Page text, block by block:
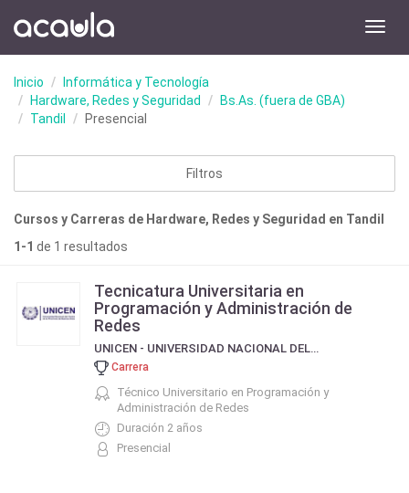
Inicio
Informática y Tecnología
Hardware, Redes y Seguridad
Bs.As. (fuera de GBA)
Tandil
Presencial
Filtros
Cursos y Carreras de Hardware, Redes y Seguridad en Tandil
1-1 de 1 resultados
Tecnicatura Universitaria en
Programación y Administración de
Redes
UNICEN - UNIVERSIDAD NACIONAL DEL CENTRO DE LA PROVINCIA DE BUENOS AIRES
Carrera
Técnico Universitario en Programación y
Administración de Redes
Duración 2 años
Presencial